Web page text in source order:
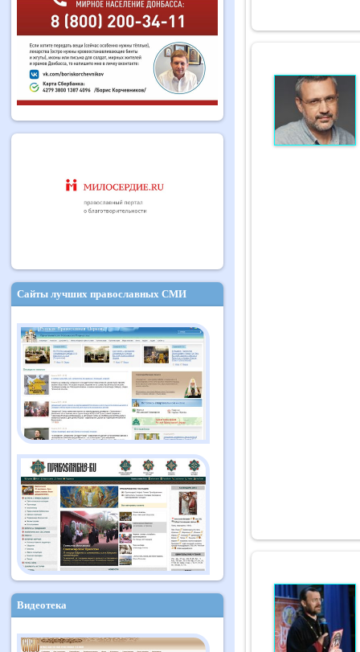
Сайты лучших православных СМИ
Видеотека